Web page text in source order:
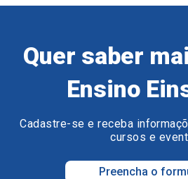
Quer saber
Ensino
Cadastre-se e receba
cursos e
Preencha o